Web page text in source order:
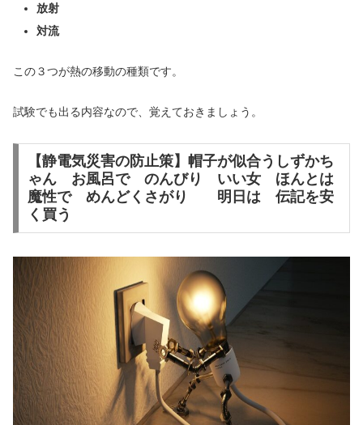
放射
対流
この３つが熱の移動の種類です。
試験でも出る内容なので、覚えておきましょう。
【静電気災害の防止策】帽子が似合うしずかち
ゃん お風呂で のんびり いい女 ほんとは
魔性で めんどくさがり 明日は 伝記を安
く買う